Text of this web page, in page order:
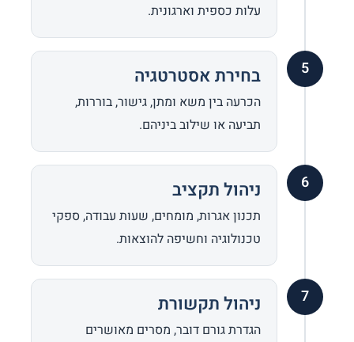
עלות כספית וארגונית.
5 בחירת אסטרטגיה
הכרעה בין משא ומתן, גישור, בוררות,
תביעה או שילוב ביניהם.
6 ניהול תקציב
תכנון אגרות, מומחים, שעות עבודה, ספקי
טכנולוגיה וחשיפה להוצאות.
7 ניהול תקשורת
הגדרת גורם דובר, מסרים מאושרים